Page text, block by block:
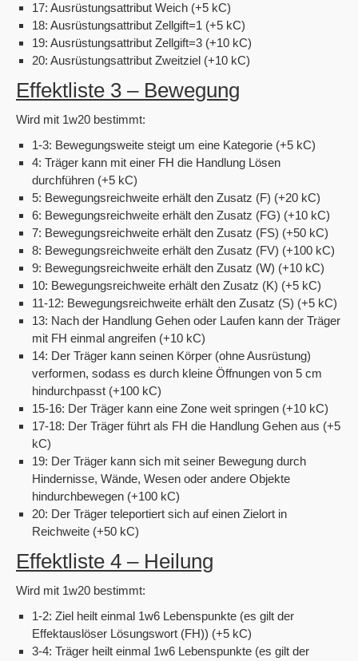
17: Ausrüstungsattribut Weich (+5 kC)
18: Ausrüstungsattribut Zellgift=1 (+5 kC)
19: Ausrüstungsattribut Zellgift=3 (+10 kC)
20: Ausrüstungsattribut Zweitziel (+10 kC)
Effektliste 3 – Bewegung
Wird mit 1w20 bestimmt:
1-3: Bewegungsweite steigt um eine Kategorie (+5 kC)
4: Träger kann mit einer FH die Handlung Lösen
durchführen (+5 kC)
5: Bewegungsreichweite erhält den Zusatz (F) (+20 kC)
6: Bewegungsreichweite erhält den Zusatz (FG) (+10 kC)
7: Bewegungsreichweite erhält den Zusatz (FS) (+50 kC)
8: Bewegungsreichweite erhält den Zusatz (FV) (+100 kC)
9: Bewegungsreichweite erhält den Zusatz (W) (+10 kC)
10: Bewegungsreichweite erhält den Zusatz (K) (+5 kC)
11-12: Bewegungsreichweite erhält den Zusatz (S) (+5 kC)
13: Nach der Handlung Gehen oder Laufen kann der Träger
mit FH einmal angreifen (+10 kC)
14: Der Träger kann seinen Körper (ohne Ausrüstung)
verformen, sodass es durch kleine Öffnungen von 5 cm
hindurchpasst (+100 kC)
15-16: Der Träger kann eine Zone weit springen (+10 kC)
17-18: Der Träger führt als FH die Handlung Gehen aus (+5
kC)
19: Der Träger kann sich mit seiner Bewegung durch
Hindernisse, Wände, Wesen oder andere Objekte
hindurchbewegen (+100 kC)
20: Der Träger teleportiert sich auf einen Zielort in
Reichweite (+50 kC)
Effektliste 4 – Heilung
Wird mit 1w20 bestimmt:
1-2: Ziel heilt einmal 1w6 Lebenspunkte (es gilt der
Effektauslöser Lösungswort (FH)) (+5 kC)
3-4: Träger heilt einmal 1w6 Lebenspunkte (es gilt der